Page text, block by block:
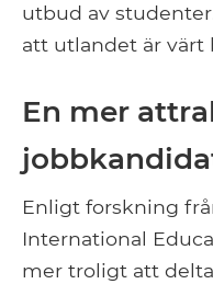
utbud av
att utlandet är värt
En mer
Enligt forskning
International
mer troligt att